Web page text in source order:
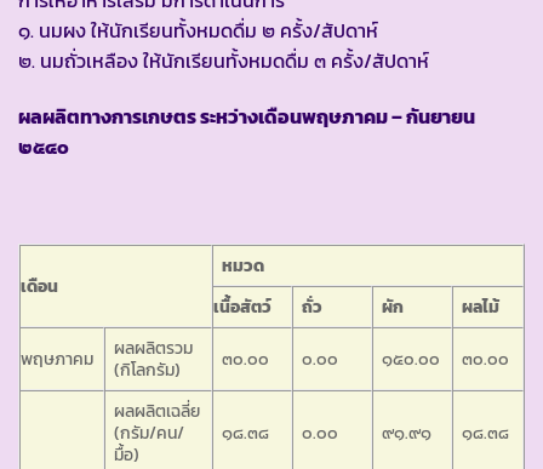
๑. นมผง ให้นักเรียนทั้งหมดดื่ม ๒ ครั้ง/สัปดาห์
๒. นมถั่วเหลือง ให้นักเรียนทั้งหมดดื่ม ๓ ครั้ง/สัปดาห์
ผลผลิตทางการเกษตร ระหว่างเดือนพฤษภาคม – กันยายน
๒๕๔๐
เดือน
หมวด
เนื้อสัตว์
ถั่ว ผัก
ผลไม้
พฤษภาคม
ผลผลิตรวม
(กิโลกรัม)
๓๐.๐๐ ๐.๐๐ ๑๕๐.๐๐
๓๐.๐๐
ผลผลิตเฉลี่ย
(กรัม/คน/
มื้อ)
๑๘.๓๘ ๐.๐๐ ๙๑.๙๑ ๑๘.๓๘